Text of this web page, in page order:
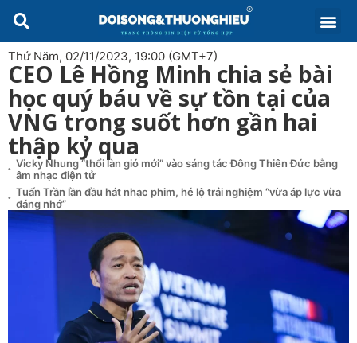
Thứ Năm, 02/11/2023, 19:00 (GMT+7)
CEO Lê Hồng Minh chia sẻ bài
học quý báu về sự tồn tại của
VNG trong suốt hơn gần hai
thập kỷ qua
Vicky Nhung “thổi làn gió mới” vào sáng tác Đông Thiên Đức bằng
âm nhạc điện tử
Tuấn Trần lần đầu hát nhạc phim, hé lộ trải nghiệm “vừa áp lực vừa
đáng nhớ”